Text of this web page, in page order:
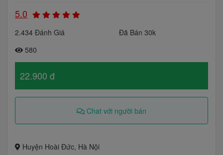
5.0
2.434 Đánh Giá
Đã Bán 30k
580
22.900 đ
Chat với người bán
Huyện Hoài Đức, Hà Nội